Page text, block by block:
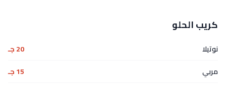
كريب الحلو
نوتيلا
20 جـ
مربي
15 جـ